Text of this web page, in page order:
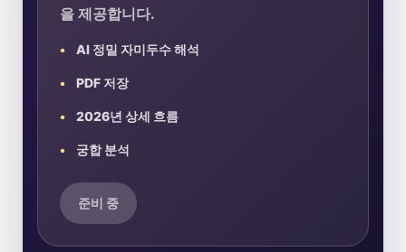
을 제공합니다.
AI 정밀 자미두수 해석
PDF 저장
2026년 상세 흐름
궁합 분석
준비 중